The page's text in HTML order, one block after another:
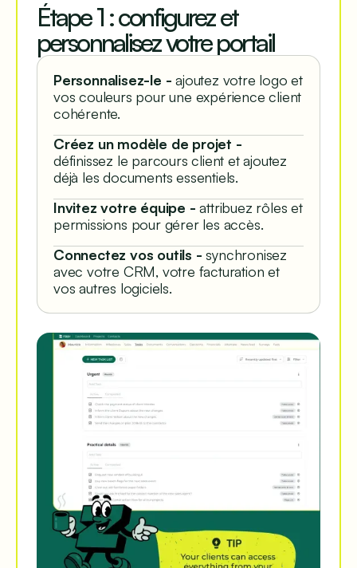
Étape 1 : configurez et
personnalisez votre portail
Personnalisez-le - ajoutez votre logo et
vos couleurs pour une expérience client
cohérente.
Créez un modèle de projet -
définissez le parcours client et ajoutez
déjà les documents essentiels.
Invitez votre équipe - attribuez rôles et
permissions pour gérer les accès.
Connectez vos outils - synchronisez
avec votre CRM, votre facturation et
vos autres logiciels.